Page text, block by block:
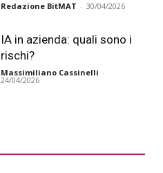
Redazione BitMAT - 30/04/2026
IA in azienda: quali sono i
rischi?
Massimiliano Cassinelli -
24/04/2026